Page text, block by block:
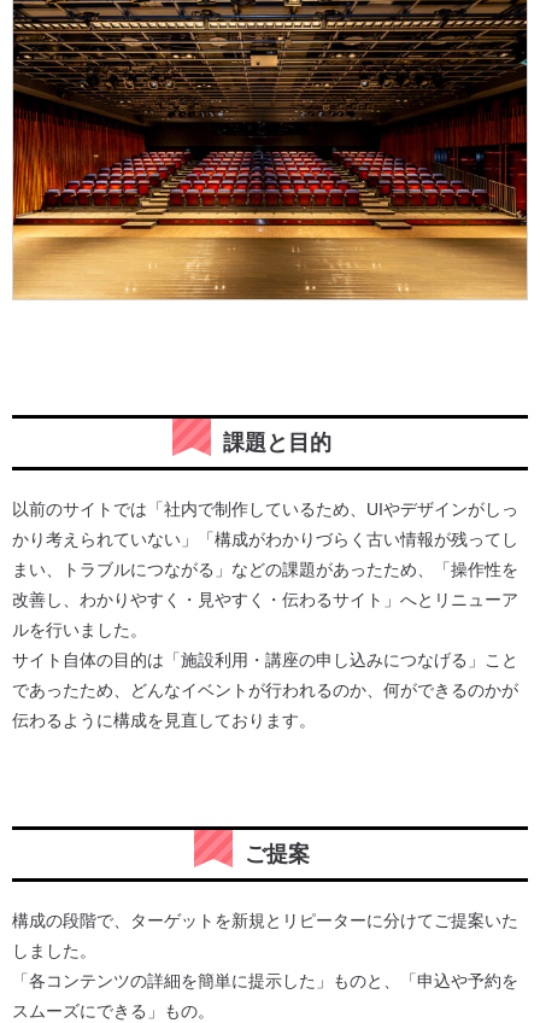
課題と目的
以前のサイトでは「社内で制作しているため、UIやデザインがしっ
かり考えられていない」「構成がわかりづらく古い情報が残ってし
まい、トラブルにつながる」などの課題があったため、「操作性を
改善し、わかりやすく・見やすく・伝わるサイト」へとリニューア
ルを行いました。
サイト自体の目的は「施設利用・講座の申し込みにつなげる」こと
であったため、どんなイベントが行われるのか、何ができるのかが
伝わるように構成を見直しております。
ご提案
構成の段階で、ターゲットを新規とリピーターに分けてご提案いた
しました。
「各コンテンツの詳細を簡単に提示した」ものと、「申込や予約を
スムーズにできる」もの。